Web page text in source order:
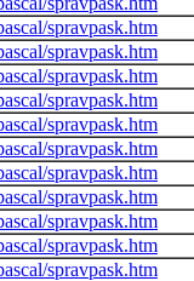
spravpask.htm
spravpask.htm
spravpask.htm
spravpask.htm
spravpask.htm
spravpask.htm
spravpask.htm
spravpask.htm
spravpask.htm
spravpask.htm
spravpask.htm